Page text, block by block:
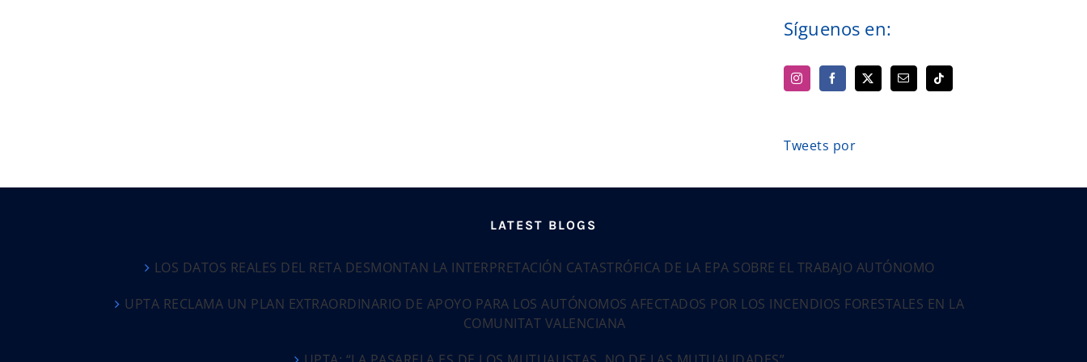
Síguenos en:
Tweets por
LATEST BLOGS
LOS DATOS REALES DEL RETA DESMONTAN LA INTERPRETACIÓN CATASTRÓFICA DE LA EPA SOBRE EL TRABAJO AUTÓNOMO
UPTA RECLAMA UN PLAN EXTRAORDINARIO DE APOYO PARA LOS AUTÓNOMOS AFECTADOS POR LOS INCENDIOS FORESTALES EN LA
COMUNITAT VALENCIANA